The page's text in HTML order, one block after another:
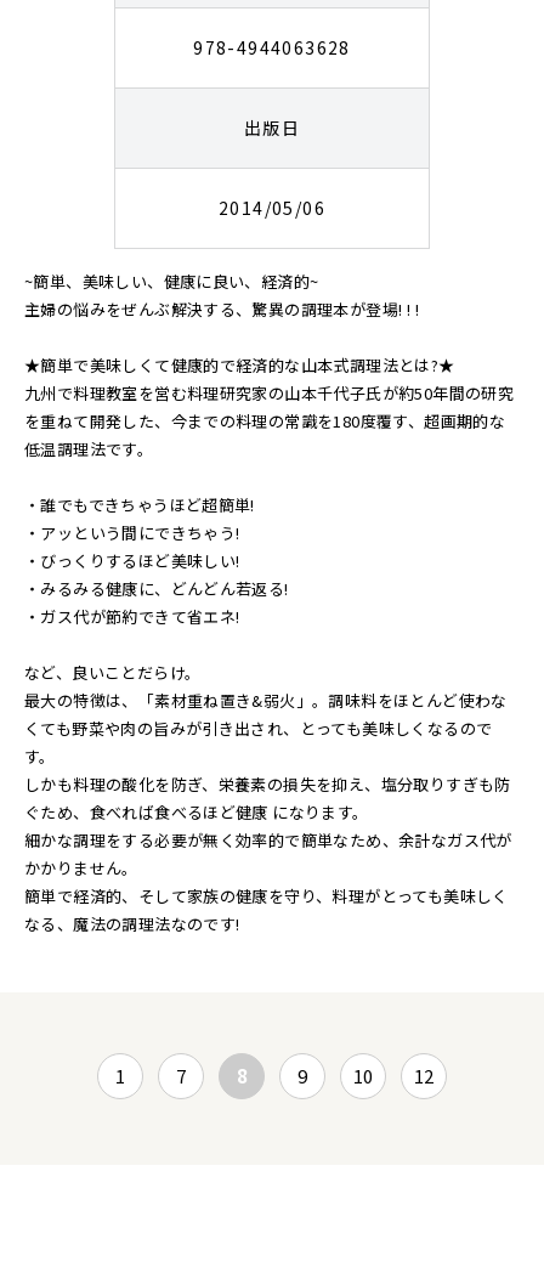
978-4944063628
出版日
2014/05/06
~簡単、美味しい、健康に良い、経済的~
主婦の悩みをぜんぶ解決する、驚異の調理本が登場! ! !
★簡単で美味しくて健康的で経済的な山本式調理法とは?★
九州で料理教室を営む料理研究家の山本千代子氏が約50年間の研究
を重ねて開発した、今までの料理の常識を180度覆す、超画期的な
低温調理法です。
・誰でもできちゃうほど超簡単!
・アッという間にできちゃう!
・びっくりするほど美味しい!
・みるみる健康に、どんどん若返る!
・ガス代が節約できて省エネ!
など、良いことだらけ。
最大の特徴は、「素材重ね置き&弱火」。調味料をほとんど使わな
くても野菜や肉の旨みが引き出され、とっても美味しくなるので
す。
しかも料理の酸化を防ぎ、栄養素の損失を抑え、塩分取りすぎも防
ぐため、食べれば食べるほど健康 になります。
細かな調理をする必要が無く効率的で簡単なため、余計なガス代が
かかりません。
簡単で経済的、そして家族の健康を守り、料理がとっても美味しく
なる、魔法の調理法なのです!
1 7 8 9 10 12